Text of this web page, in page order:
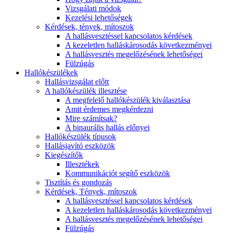
Vizsgálati módok
Kezelési lehetőségek
Kérdések, tények, mítoszok
A hallásvesztéssel kapcsolatos kérdések
A kezeletlen halláskárosodás következményei
A hallásvesztés megelőzésének lehetőségei
Fülzúgás
Hallókészülékek
Hallásvizsgálat előtt
A hallókészülék illesztése
A megfelelő hallókészülék kiválasztása
Amit érdemes megkérdezni
Mire számítsak?
A binaurális hallás előnyei
Hallókészülék típusok
Hallásjavító eszközök
Kiegészítők
Illesztékek
Kommunikációt segítő eszközök
Tisztítás és gondozás
Kérdések, Tények, mítoszok
A hallásvesztéssel kapcsolatos kérdések
A kezeletlen halláskárosodás következményei
A hallásvesztés megelőzésének lehetőségei
Fülzúgás